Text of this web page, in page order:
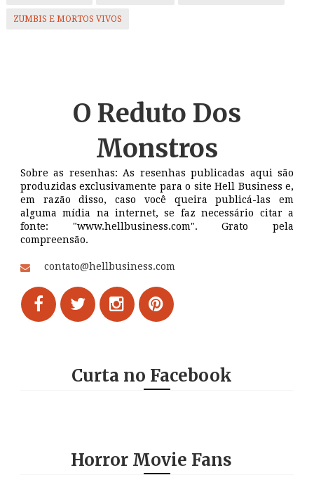
ZUMBIS E MORTOS VIVOS
O Reduto Dos
Monstros
Sobre as resenhas: As resenhas publicadas aqui são
produzidas exclusivamente para o site Hell Business e,
em razão disso, caso você queira publicá-las em
alguma mídia na internet, se faz necessário citar a
fonte: "www.hellbusiness.com". Grato pela
compreensão.
contato@hellbusiness.com
Curta no Facebook
Horror Movie Fans